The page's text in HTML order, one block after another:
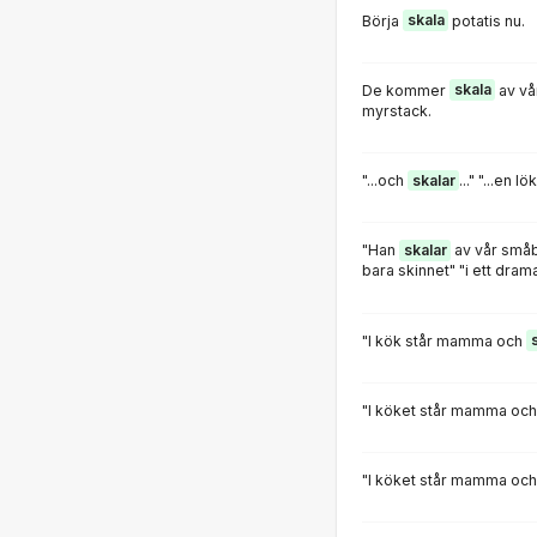
Börja skala potatis nu.
De kommer skala av
myrstack.
"...och skalar ..." "...en
"Han skalar av vår
bara skinnet" "i ett
"I kök står mamma och
"I köket står mamma
"I köket står mamma